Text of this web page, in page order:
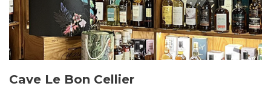
Cave Le Bon Cellier